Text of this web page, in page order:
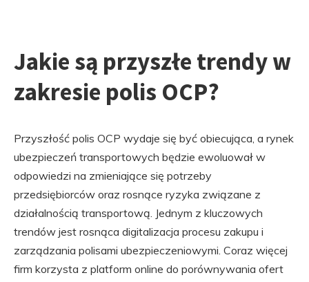
Jakie są przyszłe trendy w
zakresie polis OCP?
Przyszłość polis OCP wydaje się być obiecująca, a rynek
ubezpieczeń transportowych będzie ewoluował w
odpowiedzi na zmieniające się potrzeby
przedsiębiorców oraz rosnące ryzyka związane z
działalnością transportową. Jednym z kluczowych
trendów jest rosnąca digitalizacja procesu zakupu i
zarządzania polisami ubezpieczeniowymi. Coraz więcej
firm korzysta z platform online do porównywania ofert